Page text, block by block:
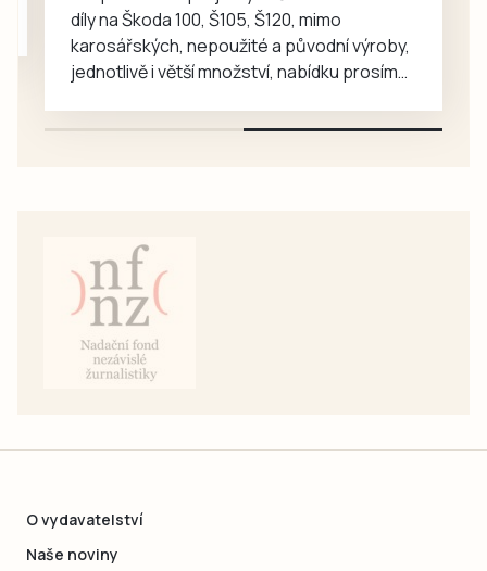
díly na Škoda 100, Š105, Š120, mimo
karosářských, nepoužité a původní výroby,
jednotlivě i větší množství, nabídku prosím
O vydavatelství
Naše noviny